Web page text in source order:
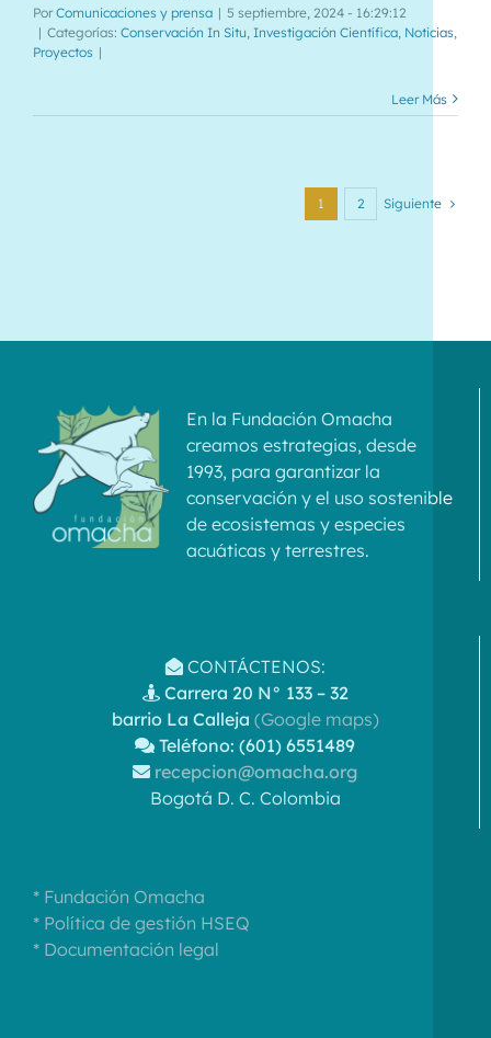
Por Comunicaciones y prensa | 5 septiembre, 2024 - 16:29:12
| Categorías: Conservación In Situ Investigación Científica Noticias
Proyectos |
Leer Más
1 2 Siguiente
En la Fundación Omacha
creamos estrategias, desde
1993, para garantizar la
conservación y el uso sostenible
de ecosistemas y especies
acuáticas y terrestres.
CONTÁCTENOS:
Carrera 20 N° 133 – 32
barrio La Calleja (Google maps)
Teléfono: (601) 6551489
recepcion@omacha.org
Bogotá D. C. Colombia
* Fundación Omacha
* Política de gestión HSEQ
* Documentación legal